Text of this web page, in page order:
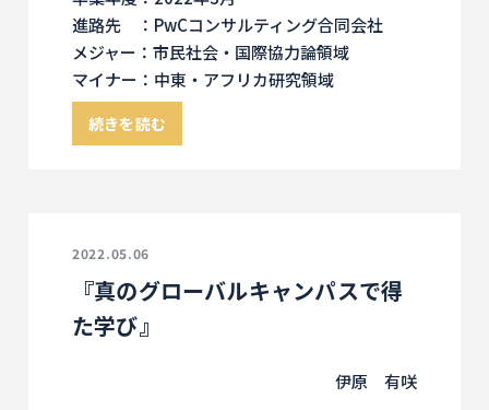
進路先 ：PwCコンサルティング合同会社
メジャー：市民社会・国際協力論領域
マイナー：中東・アフリカ研究領域
続きを読む
2022.05.06
『真のグローバルキャンパスで得
た学び』
伊原 有咲